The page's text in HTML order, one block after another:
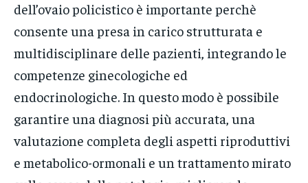
dell’ovaio policistico è importante perchè
consente una presa in carico strutturata e
multidisciplinare delle pazienti, integrando le
competenze ginecologiche ed
endocrinologiche. In questo modo è possibile
garantire una diagnosi più accurata, una
valutazione completa degli aspetti riproduttivi
e metabolico-ormonali e un trattamento mirato